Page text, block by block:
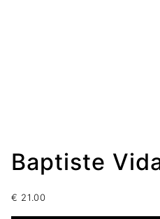
Baptiste
€ 21.00